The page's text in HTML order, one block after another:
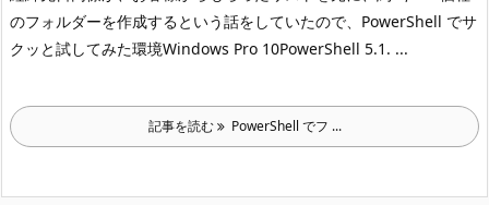
のフォルダーを作成するという話をしていたので、PowerShell でサ
クッと試してみた環境Windows Pro 10PowerShell 5.1. ...
記事を読む PowerShell でフ ...